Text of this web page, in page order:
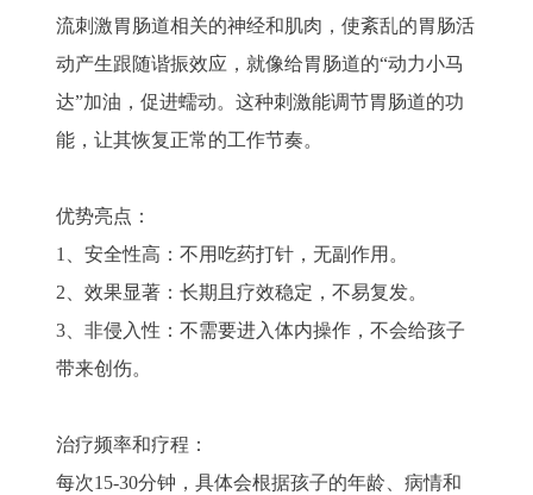
流刺激胃肠道相关的神经和肌肉，使紊乱的胃肠活
动产生跟随谐振效应， 就像给胃肠道的“动力小马
达”加油，促进蠕动。这种刺激能调节胃肠道的功
能，让其恢复正常的工作节奏。
优势亮点：
1、安全性高：不用吃药打针，无副作用。
2、效果显著：长期且疗效稳定，不易复发。
3、非侵入性：不需要进入体内操作，不会给孩子
带来创伤。
治疗频率和疗程：
每次15-30分钟，具体会根据孩子的年龄、病情和